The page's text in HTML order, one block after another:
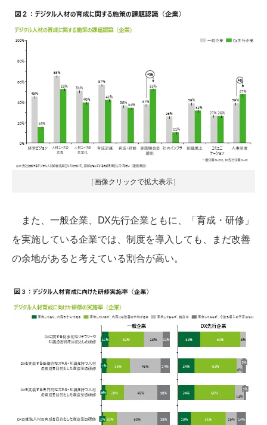
［画像クリックで拡大表示］
また、一般企業、DX先行企業ともに、「育成・研修」
を実施している企業では、制度を導入しても、まだ改善
の余地があると考えている割合が高い。